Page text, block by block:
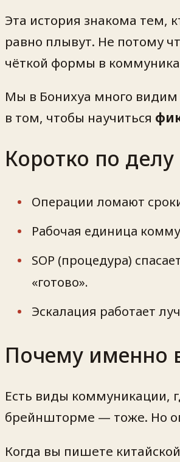
Эта история знакома тем,
равно плывут. Не потому
чёткой формы в
Мы в Бонихуа много видим
в том, чтобы научиться
Коротко по делу
Операции ломают
Рабочая единица
SOP (процедура)
«готово».
Эскалация работает
Почему именно
Есть виды коммуникации,
брейншторме — тоже. Но
Когда вы пишете